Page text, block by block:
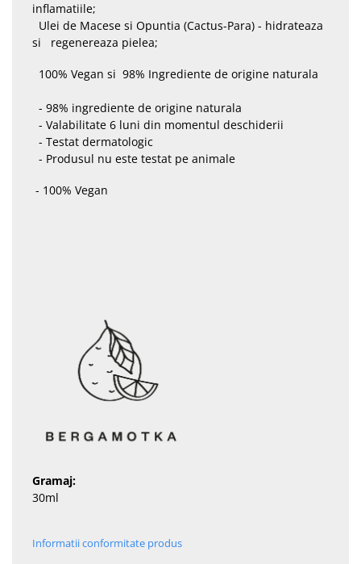
inflamatiile;
Ulei de Macese si Opuntia (Cactus-Para) - hidrateaza
si regenereaza pielea;
100% Vegan si 98% Ingrediente de origine naturala
- 98% ingrediente de origine naturala
- Valabilitate 6 luni din momentul deschiderii
- Testat dermatologic
- Produsul nu este testat pe animale
- 100% Vegan
Gramaj:
30ml
Informatii conformitate produs